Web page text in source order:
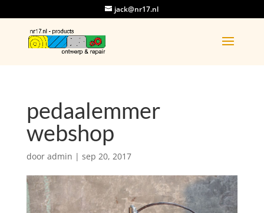
jack@nr17.nl
pedaalemmer
webshop
door admin | sep 20, 2017